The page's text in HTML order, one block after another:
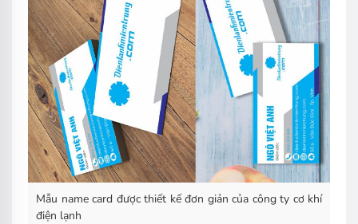
Mẫu name card được thiết kế đơn giản của công ty cơ khí
điện lạnh